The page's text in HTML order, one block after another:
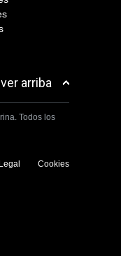
arriba
Todos los
Cookies